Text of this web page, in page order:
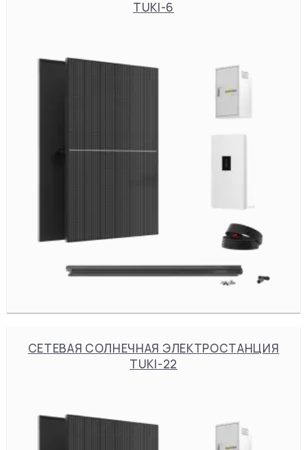
TUKI-6
СЕТЕВАЯ СОЛНЕЧНАЯ ЭЛЕКТРОСТАНЦИЯ
TUKI-22